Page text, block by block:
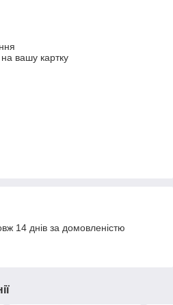
вашу картку
14 днів за домовленістю